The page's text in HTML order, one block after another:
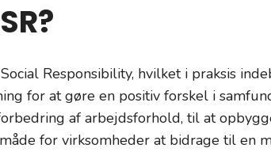
Responsibility, hvilket i praksis
for at gøre en positiv forskel i
af arbejdsforhold, til at
måde for virksomheder at bidrage til en